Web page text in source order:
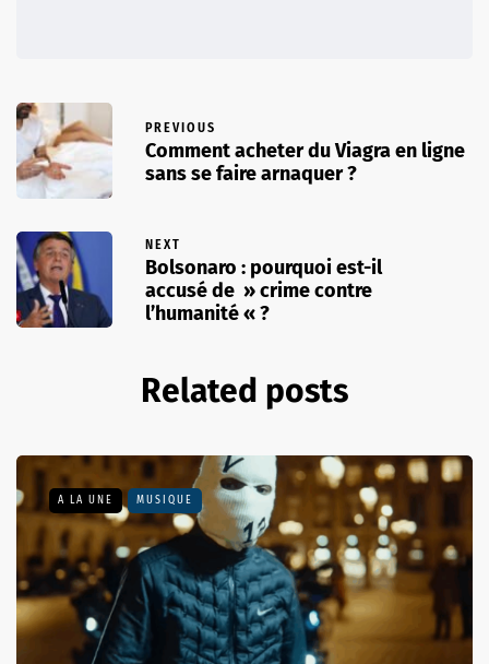
PREVIOUS
Comment acheter du Viagra en ligne
sans se faire arnaquer ?
NEXT
Bolsonaro : pourquoi est-il
accusé de » crime contre
l’humanité « ?
Related posts
A LA UNE MUSIQUE